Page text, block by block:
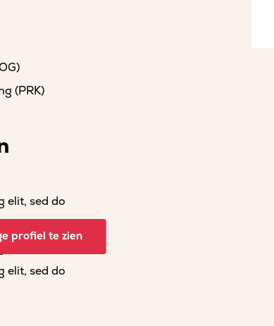
(PRK)
elit, sed do
sed do
sed do
elit, sed do
profiel te zien